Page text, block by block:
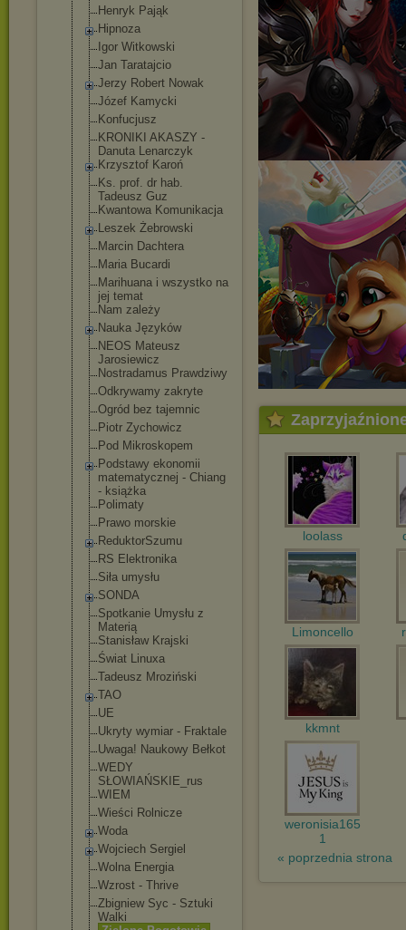
Henryk Pająk
Hipnoza
Igor Witkowski
Jan Taratajcio
Jerzy Robert Nowak
Józef Kamycki
Konfucjusz
KRONIKI AKASZY -
Danuta Lenarczyk
Krzysztof Karoń
Ks. prof. dr hab.
Tadeusz Guz
Kwantowa Komunikacja
Leszek Żebrowski
Marcin Dachtera
Maria Bucardi
Marihuana i wszystko na
jej temat
Nam zależy
Nauka Języków
NEOS Mateusz
Jarosiewicz
Nostradamus Prawdziwy
Odkrywamy zakryte
Ogród bez tajemnic
Piotr Zychowicz
Pod Mikroskopem
Podstawy ekonomii
matematycznej - Chiang
- książka
Polimaty
Prawo morskie
ReduktorSzumu
RS Elektronika
Siła umysłu
SONDA
Spotkanie Umysłu z
Materią
Stanisław Krajski
Świat Linuxa
Tadeusz Mroziński
TAO
UE
Ukryty wymiar - Fraktale
Uwaga! Naukowy Bełkot
WEDY
SŁOWIAŃSKIE_rus
WIEM
Wieści Rolnicze
Woda
Wojciech Sergiel
Wolna Energia
Wzrost - Thrive
Zbigniew Syc - Sztuki
Walki
loolass
Limoncello
kkmnt
weronisia165
1
« poprzednia strona